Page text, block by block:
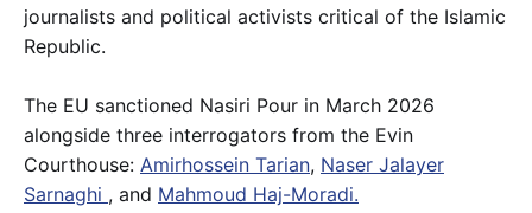
journalists and political activists critical of the Islamic
Republic.
The EU sanctioned Nasiri Pour in March 2026
alongside three interrogators from the Evin
Courthouse: Amirhossein Tarian, Naser Jalayer
Sarnaghi , and Mahmoud Haj-Moradi.